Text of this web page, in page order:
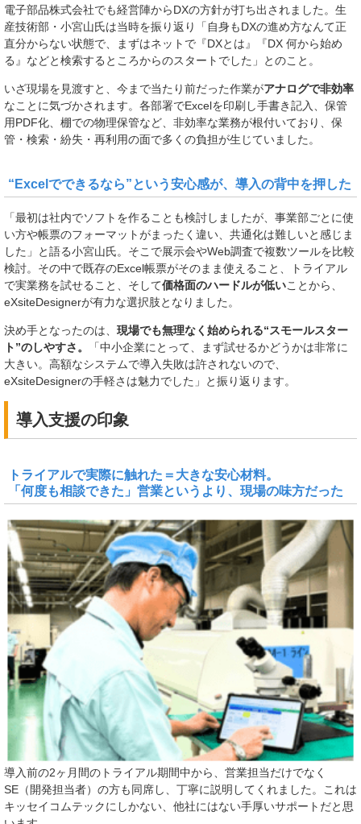
電子部品株式会社でも経営陣からDXの方針が打ち出されました。生
産技術部・小宮山氏は当時を振り返り「自身もDXの進め方なんて正
直分からない状態で、まずはネットで『DXとは』『DX 何から始め
る』などと検索するところからのスタートでした」とのこと。
いざ現場を見渡すと、今まで当たり前だった作業がアナログで非効率
なことに気づかされます。各部署でExcelを印刷し手書き記入、保管
用PDF化、棚での物理保管など、非効率な業務が根付いており、保
管・検索・紛失・再利用の面で多くの負担が生じていました。
“Excelでできるなら”という安心感が、導入の背中を押した
「最初は社内でソフトを作ることも検討しましたが、事業部ごとに使
い方や帳票のフォーマットがまったく違い、共通化は難しいと感じま
した」と語る小宮山氏。そこで展示会やWeb調査で複数ツールを比較
検討。その中で既存のExcel帳票がそのまま使えること、トライアル
で実業務を試せること、そして価格面のハードルが低いことから、
eXsiteDesignerが有力な選択肢となりました。
決め手となったのは、 現場でも無理なく始められる“スモールスター
ト”のしやすさ。
「中小企業にとって、まず試せるかどうかは非常に
大きい。高額なシステムで導入失敗は許されないので、
eXsiteDesignerの手軽さは魅力でした」と振り返ります。
導入支援の印象
トライアルで実際に触れた＝大きな安心材料。
「何度も相談できた」営業というより、現場の味方だった
導入前の2ヶ月間のトライアル期間中から、営業担当だけでなく
SE（開発担当者）の方も同席し、丁寧に説明してくれました。これは
キッセイコムテックにしかない、他社にはない手厚いサポートだと思